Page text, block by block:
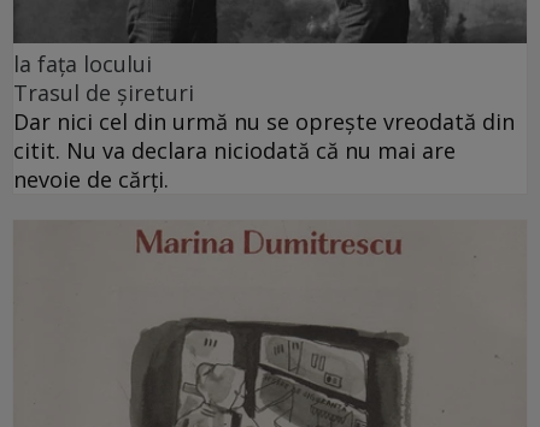
la fața locului
Trasul de șireturi
Dar nici cel din urmă nu se oprește vreodată din
citit. Nu va declara niciodată că nu mai are
nevoie de cărți.